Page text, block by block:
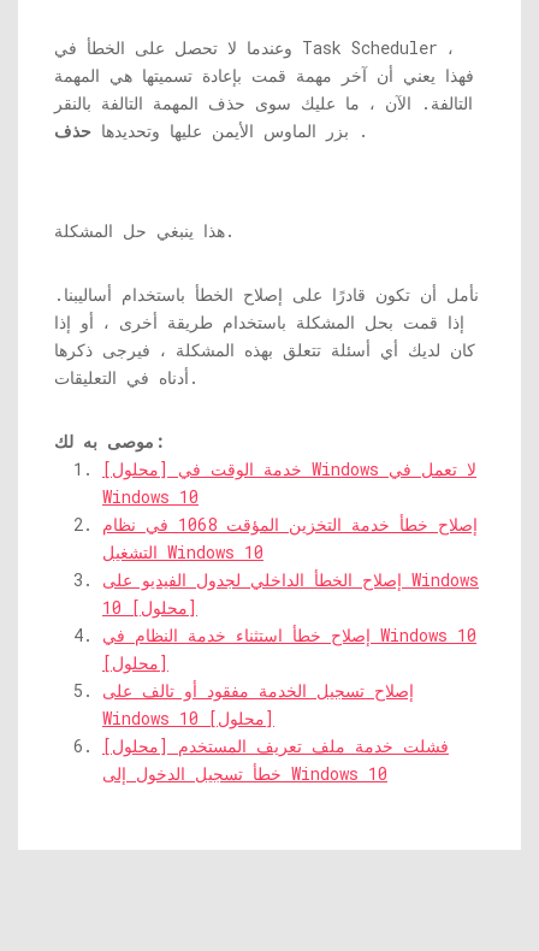
وعندما لا تحصل على الخطأ في Task Scheduler ،
فهذا يعني أن آخر مهمة قمت بإعادة تسميتها هي المهمة
التالفة. الآن ، ما عليك سوى حذف المهمة التالفة بالنقر
بزر الماوس الأيمن عليها وتحديدها حذف .
هذا ينبغي حل المشكلة.
نأمل أن تكون قادرًا على إصلاح الخطأ باستخدام أساليبنا.
إذا قمت بحل المشكلة باستخدام طريقة أخرى ، أو إذا
كان لديك أي أسئلة تتعلق بهذه المشكلة ، فيرجى ذكرها
أدناه في التعليقات.
موصى به لك:
[محلول] خدمة الوقت في Windows لا تعمل في
Windows 10
إصلاح خطأ خدمة التخزين المؤقت 1068 في نظام
التشغيل Windows 10
إصلاح الخطأ الداخلي لجدول الفيديو على Windows
10 [محلول]
إصلاح خطأ استثناء خدمة النظام في Windows 10
[محلول]
إصلاح تسجيل الخدمة مفقود أو تالف على
Windows 10 [محلول]
[محلول] فشلت خدمة ملف تعريف المستخدم
خطأ تسجيل الدخول إلى Windows 10